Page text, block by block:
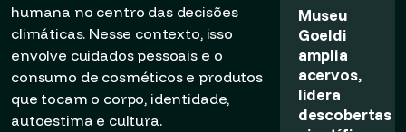
humana no centro das decisões
climáticas. Nesse contexto, isso
envolve cuidados pessoais e o
consumo de cosméticos e produtos
que tocam o corpo, identidade,
autoestima e cultura.
Museu
Goeldi
amplia
acervos,
lidera
descobertas